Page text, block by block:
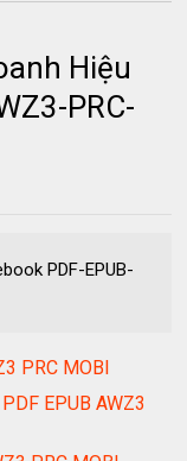
Hiệu
PRC-
PDF-EPUB-
PRC MOBI
EPUB AWZ3